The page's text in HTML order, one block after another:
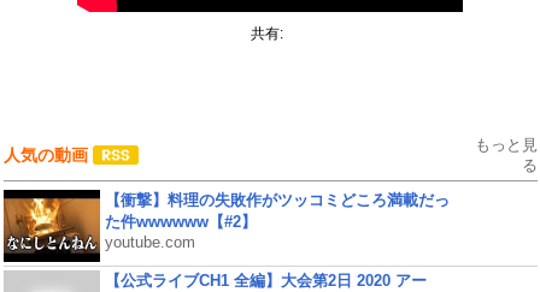
共有:
人気の動画
もっと見
る
【衝撃】料理の失敗作がツッコミどころ満載だっ
た件wwwwww【#2】
youtube.com
【公式ライブCH1 全編】大会第2日 2020 アー